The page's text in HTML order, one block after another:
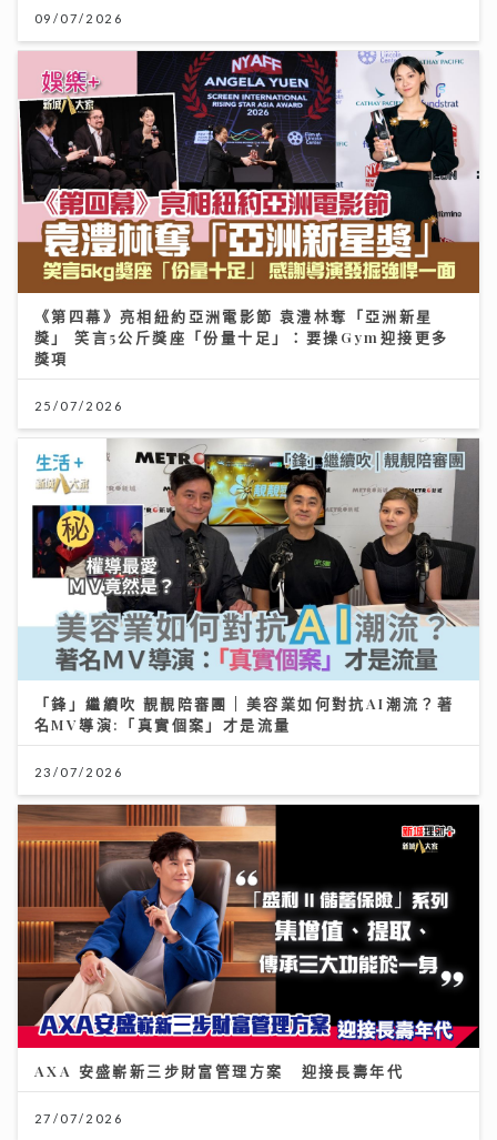
09/07/2026
《第四幕》亮相紐約亞洲電影節 袁澧林奪「亞洲新星
獎」 笑言5公斤獎座「份量十足」：要操Gym迎接更多
獎項
25/07/2026
「鋒」繼續吹 靚靚陪審團 | 美容業如何對抗AI潮流？著
名MV導演:「真實個案」才是流量
23/07/2026
AXA 安盛嶄新三步財富管理方案 迎接長壽年代
27/07/2026